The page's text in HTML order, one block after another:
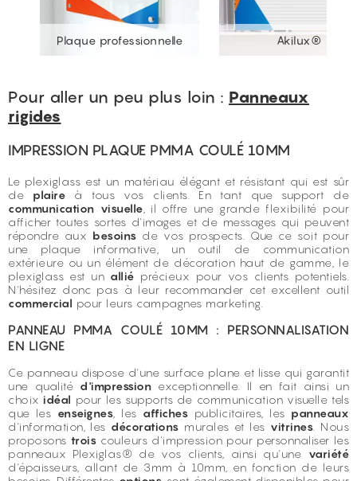
Plaque professionnelle Akilux®
Pour aller un peu plus loin : Panneaux
rigides
IMPRESSION PLAQUE PMMA COULÉ 10MM
Le plexiglass est un matériau élégant et résistant qui est sûr
de plaire à tous vos clients. En tant que support de
communication visuelle , il offre une grande flexibilité pour
afficher toutes sortes d'images et de messages qui peuvent
répondre aux besoins de vos prospects. Que ce soit pour
une plaque informative, un outil de communication
extérieure ou un élément de décoration haut de gamme, le
plexiglass est un allié précieux pour vos clients potentiels.
N'hésitez donc pas à leur recommander cet excellent outil
commercial pour leurs campagnes marketing.
PANNEAU PMMA COULÉ 10MM : PERSONNALISATION
EN LIGNE
Ce panneau dispose d'une surface plane et lisse qui garantit
une qualité d'impression exceptionnelle. Il en fait ainsi un
choix idéal pour les supports de communication visuelle tels
que les enseignes , les affiches publicitaires, les panneaux
d'information, les décorations murales et les vitrines . Nous
proposons trois couleurs d'impression pour personnaliser les
panneaux Plexiglas® de vos clients, ainsi qu'une variété
d'épaisseurs, allant de 3mm à 10mm, en fonction de leurs